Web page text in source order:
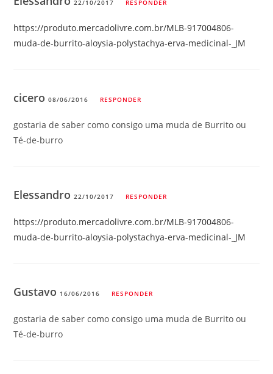
22/10/2017 RESPONDER
https://produto.mercadolivre.com.br/MLB-917004806-
muda-de-burrito-aloysia-polystachya-erva-medicinal-_JM
cicero08/06/2016 RESPONDER
gostaria de saber como consigo uma muda de Burrito ou
Té-de-burro
Elessandro22/10/2017 RESPONDER
https://produto.mercadolivre.com.br/MLB-917004806-
muda-de-burrito-aloysia-polystachya-erva-medicinal-_JM
Gustavo 16/06/2016 RESPONDER
gostaria de saber como consigo uma muda de Burrito ou
Té-de-burro